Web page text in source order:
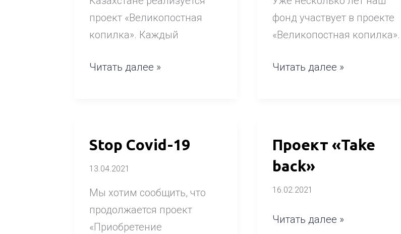
проект «Великопостная
копилка». Каждый
Читать далее »
фонд участвует в проекте
«Великопостная копилка».
Читать далее »
Stop Covid-19
13.04.2021
Мы хотим сообщить, что
продолжается проект
«Приобретение
Stop
Проект «Take
back»
16.02.2021
Проект
«Take
Читать далее »